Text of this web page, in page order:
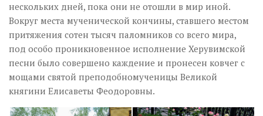
нескольких дней, пока они не отошли в мир иной.
Вокруг места мученической кончины, ставшего местом
притяжения сотен тысяч паломников со всего мира,
под особо проникновенное исполнение Херувимской
песни было совершено каждение и пронесен ковчег с
мощами святой преподобномученицы Великой
княгини Елисаветы Феодоровны.